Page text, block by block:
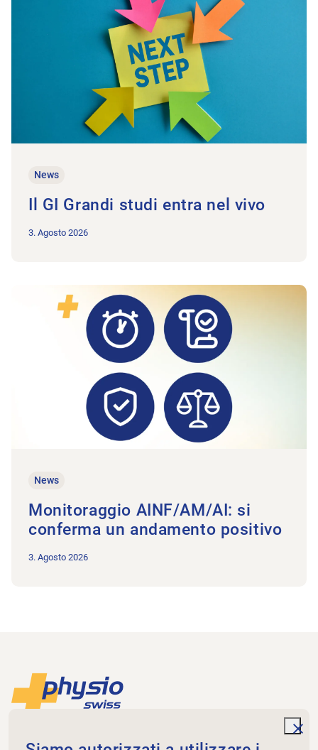
News
Il GI Grandi studi entra nel vivo
3. Agosto 2026
News
Monitoraggio AINF/AM/AI: si
conferma un andamento positivo
3. Agosto 2026
All'articolo Monitoraggio AINF/AM/AI: si conferma un
Piè di pagina
Physioswiss